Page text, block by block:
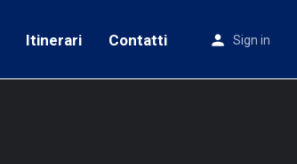
Itinerari Contatti Sign in